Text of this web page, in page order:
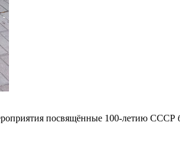
посвящённые 100-летию